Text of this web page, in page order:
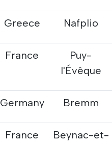
Nafplio
Greece
Puy-
l'Évêque
France
Bremm
Germany
Beynac-et-
France